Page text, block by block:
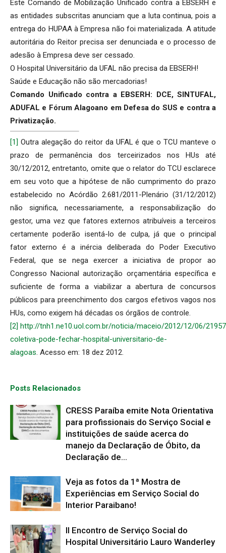
Este Comando de Mobilização Unificado contra a EBSERH e
as entidades subscritas anunciam que a luta continua, pois a
entrega do HUPAA à Empresa não foi materializada. A atitude
autoritária do Reitor precisa ser denunciada e o processo de
adesão à Empresa deve ser cessado.
O Hospital Universitário da UFAL não precisa da EBSERH!
Saúde e Educação não são mercadorias!
Comando Unificado contra a EBSERH: DCE, SINTUFAL,
ADUFAL e Fórum Alagoano em Defesa do SUS e contra a
Privatização.
[1] Outra alegação do reitor da UFAL é que o TCU manteve o
prazo de permanência dos terceirizados nos HUs até
30/12/2012, entretanto, omite que o relator do TCU esclarece
em seu voto que a hipótese de não cumprimento do prazo
estabelecido no Acórdão 2.681/2011-Plenário (31/12/2012)
não significa, necessariamente, a responsabilização do
gestor, uma vez que fatores externos atribuíveis a terceiros
certamente poderão isentá-lo de culpa, já que o principal
fator externo é a inércia deliberada do Poder Executivo
Federal, que se nega exercer a iniciativa de propor ao
Congresso Nacional autorização orçamentária específica e
suficiente de forma a viabilizar a abertura de concursos
públicos para preenchimento dos cargos efetivos vagos nos
HUs, como exigem há décadas os órgãos de controle.
[2] http://tnh1.ne10.uol.com.br/noticia/maceio/2012/12/06/
coletiva-pode-fechar-hospital-universitario-de-
alagoas. Acesso em: 18 dez 2012.
Posts Relacionados
CRESS Paraíba emite Nota Orientativa
para profissionais do Serviço Social e
instituições de saúde acerca do
manejo da Declaração de Óbito, da
Declaração de...
Veja as fotos da 1ª Mostra de
Experiências em Serviço Social do
Interior Paraibano!
II Encontro de Serviço Social do
Hospital Universitário Lauro Wanderley